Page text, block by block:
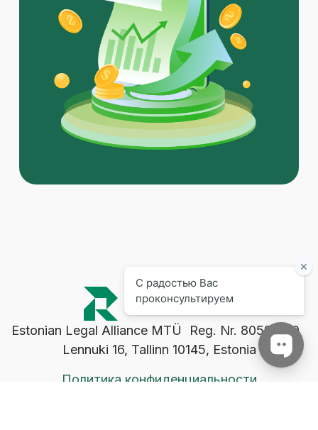
Estonian Legal Alliance MTÜ Reg. Nr. 80598170
Lennuki 16, Tallinn 10145, Estonia
Политика конфиденциальности